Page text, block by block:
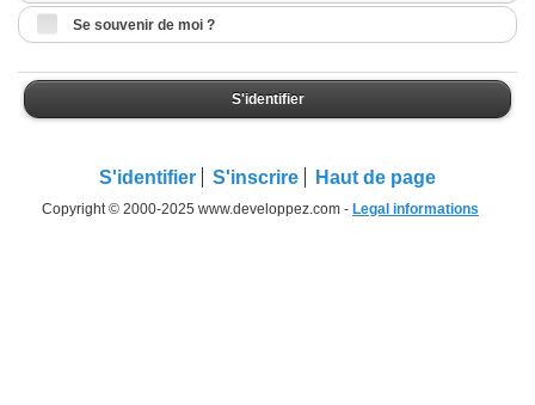
Se souvenir de moi ?
S'identifier
S'identifier S'inscrire Haut de page
Copyright © 2000-2025 www.developpez.com - Legal informations